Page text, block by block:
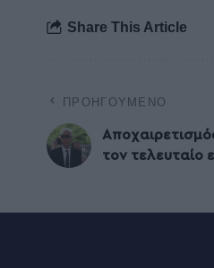
Share This Article
ΠΡΟΗΓΟΎΜΕΝΟ
τον τελευταίο